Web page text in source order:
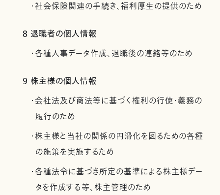
・社会保険関連の手続き、福利厚生の提供のため
8 退職者の個人情報
・各種人事データ作成、退職後の連絡等のため
9 株主様の個人情報
・会社法及び商法等に基づく権利の行使・義務の
履行のため
・株主様と当社の関係の円滑化を図るための各種
の施策を実施するため
・各種法令に基づき所定の基準による株主様デー
タを作成する等、株主管理のため